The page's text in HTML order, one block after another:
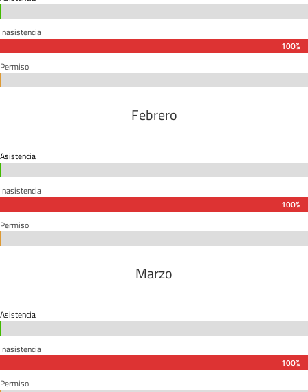
Inasistencia
100%
100%
Permiso
Febrero
Asistencia
Inasistencia
100%
100%
Permiso
Marzo
Asistencia
Inasistencia
100%
100%
Permiso